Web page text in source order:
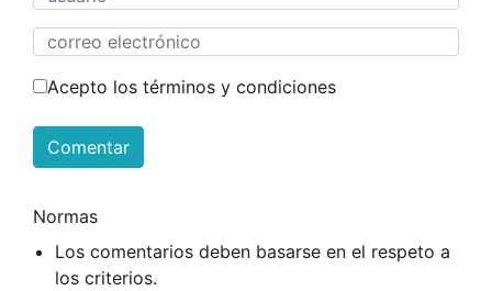
Acepto los términos y condiciones
Comentar
Normas
Los comentarios deben basarse en el respeto a
los criterios.